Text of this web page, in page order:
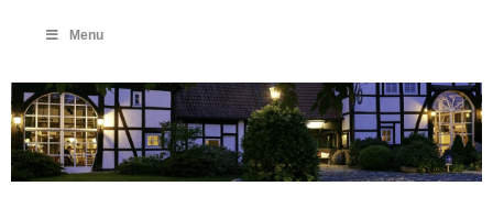
Menu